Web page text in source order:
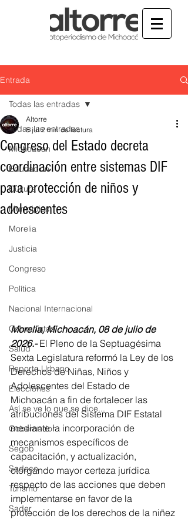
Entrada
Todas las entradas
Michoacán
Educación
Cultura
Municipios
Morelia
Justicia
Congreso
Política
Nacional Internacional
Columnistas
Salud
Reporte Urbano
Elecciones
Así se ve lo que se dice...
Gobernador
Segob
Sedeco
Turismo
Sader
Todas las entradas
Congreso del Estado decreta
coordinación entre sistemas DIF
para protección de niños y
adolescentes
Altorre
8 jul 2 min de lectura
Morelia, Michoacán, 08 de julio de
2026.- El Pleno de la Septuagésima
Sexta Legislatura reformó la Ley de los
Derechos de Niñas, Niños y
Adolescentes del Estado de
Michoacán a fin de fortalecer las
atribuciones del Sistema DIF Estatal
mediante la incorporación de
mecanismos específicos de
capacitación, y actualización,
otorgando mayor certeza jurídica
respecto de las acciones que deben
implementarse en favor de la
protección de los derechos de la niñez